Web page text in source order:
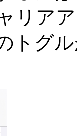
リア
トグ